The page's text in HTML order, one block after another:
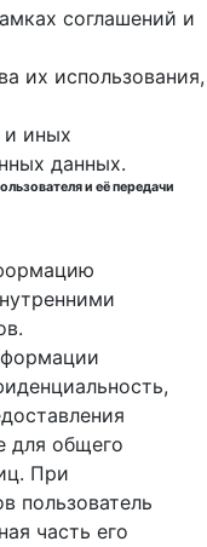
соглашений и
их использования,
и иных
данных.
и её передачи
для общего
При
пользователь
часть его